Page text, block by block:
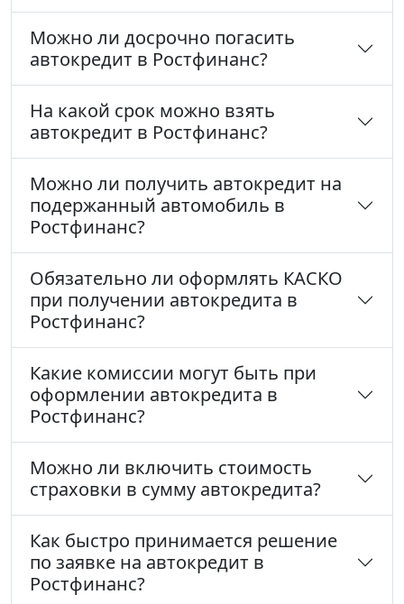
Можно ли досрочно погасить
автокредит в Ростфинанс?
На какой срок можно взять
автокредит в Ростфинанс?
Можно ли получить автокредит на
подержанный автомобиль в
Ростфинанс?
Обязательно ли оформлять КАСКО
при получении автокредита в
Ростфинанс?
Какие комиссии могут быть при
оформлении автокредита в
Ростфинанс?
Можно ли включить стоимость
страховки в сумму автокредита?
Как быстро принимается решение
по заявке на автокредит в
Ростфинанс?